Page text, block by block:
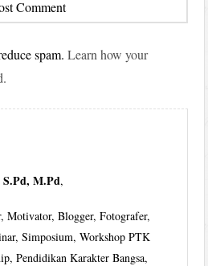
spam.Learn how your
M.Pd,
Motivator, Blogger, Fotografer,
Simposium, Workshop PTK
Pendidikan Karakter Bangsa,